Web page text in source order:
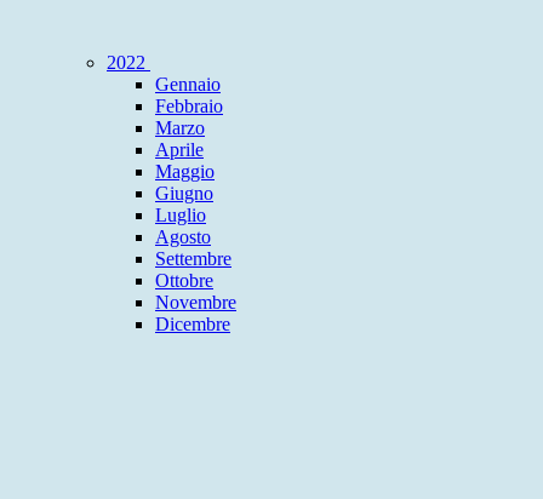
2022
Gennaio
Febbraio
Marzo
Aprile
Maggio
Giugno
Luglio
Agosto
Settembre
Ottobre
Novembre
Dicembre